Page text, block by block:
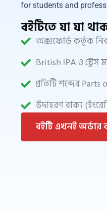
for students and
বইটিতে যা যা
অক্সফোর্ড কর্তৃক
British IPA ও স্ট্রেস
প্রতিটি শব্দের
উদাহরণ বাক্য
বইটি এখনই